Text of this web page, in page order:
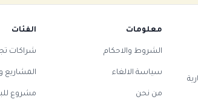
معلومات
الشروط والاحكام
سياسة الالغاء
من نحن
الفئات
شراكات
المشاريع
مشروع